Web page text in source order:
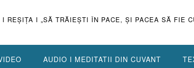
I REŞIŢA I „SĂ TRĂIEŞTI ÎN PACE, ŞI PACEA SĂ FIE
AUDIO I MEDITATII DIN CUVANT